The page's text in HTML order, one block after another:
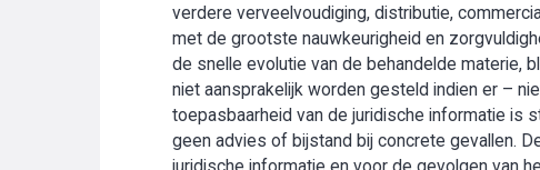
verdere verveelvoudiging, distributie,
met de grootste nauwkeurigheid en
de snelle evolutie van de behandelde materie,
niet aansprakelijk worden gesteld indien er –
toepasbaarheid van de juridische informatie is
geen advies of bijstand bij concrete gevallen.